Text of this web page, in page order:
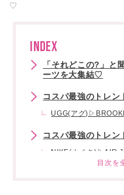
♡
INDEX
「それどこの?」と
ーツを大集結♡
コスパ最強のトレ
UGG(アグ
コスパ最強のトレ
NIKE(ナイキ)▷AIR